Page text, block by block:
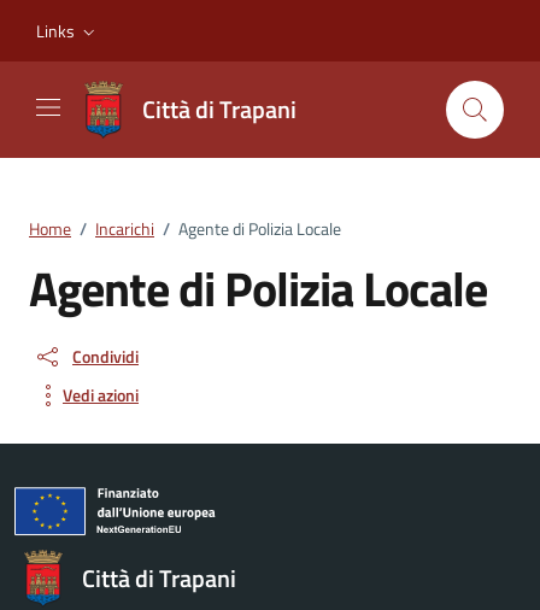
Links
Città di Trapani
Home / Incarichi / Agente di Polizia Locale
Agente di Polizia Locale
Condividi
Vedi azioni
Città di Trapani